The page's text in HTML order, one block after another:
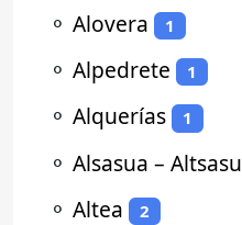
⚬ Alovera 1
⚬ Alpedrete 1
⚬ Alquerías 1
⚬ Alsasua – Altsasu
⚬ Altea 2